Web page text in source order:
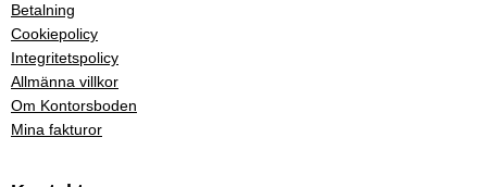
Betalning
Cookiepolicy
Integritetspolicy
Allmänna villkor
Om Kontorsboden
Mina fakturor